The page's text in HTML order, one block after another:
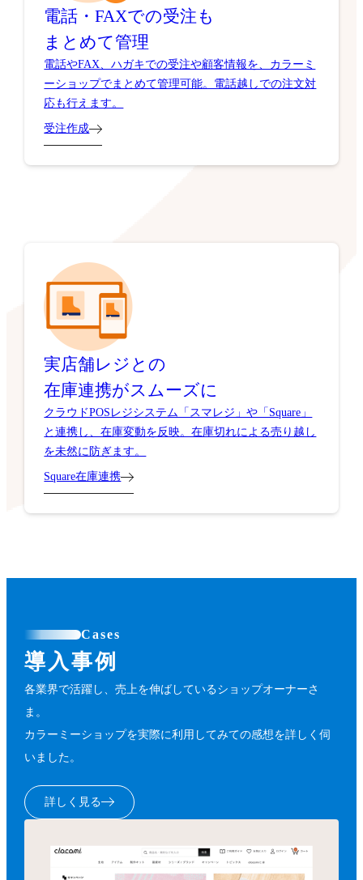
まとめて管理
電話やFAX、ハガキでの受注や顧客情報を、カラーミ
ーショップでまとめて管理可能。電話越しでの注文対
応も行えます。
受注作成
実店舗レジとの
在庫連携がスムーズに
クラウドPOSレジシステム「スマレジ」や「Square」
と連携し、在庫変動を反映。在庫切れによる売り越し
を未然に防ぎます。
Square在庫連携
導入事例
各業界で活躍し、売上を伸ばしているショップオーナーさ
ま。
カラーミーショップを実際に利用してみての感想を詳しく伺
いました。